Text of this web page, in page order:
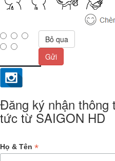
Bỏ qua
Gửi
Đăng ký nhận thông
tức từ SAIGON HD
Họ & Tên *